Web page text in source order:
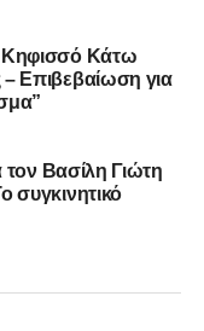
Κηφισσό Κάτω
Επιβεβαίωση για
τον Βασίλη Γιώτη
συγκινητικό